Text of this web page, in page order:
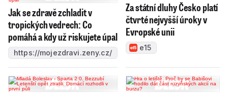
Jak se zdravě zchladit v
tropických vedrech: Co
pomáhá a kdy už riskujete úpal
https://mojezdravi.zeny.cz/
Za státní dluhy Česko platí
čtvrté nejvyšší úroky v
Evropské unii
e15